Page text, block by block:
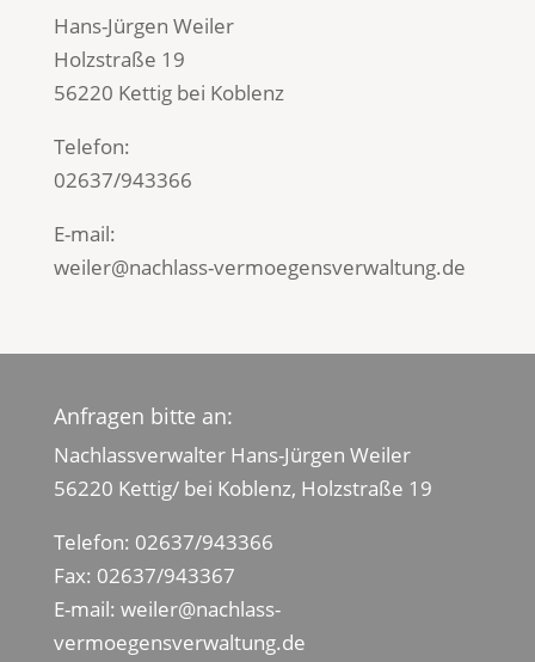
Hans-Jürgen Weiler
Holzstraße 19
56220 Kettig bei Koblenz
Telefon:
02637/943366
E-mail:
weiler@nachlass-vermoegensverwaltung.de
Anfragen bitte an:
Nachlassverwalter Hans-Jürgen Weiler
56220 Kettig/ bei Koblenz, Holzstraße 19
Telefon: 02637/943366
Fax: 02637/943367
E-mail: weiler@nachlass-
vermoegensverwaltung.de